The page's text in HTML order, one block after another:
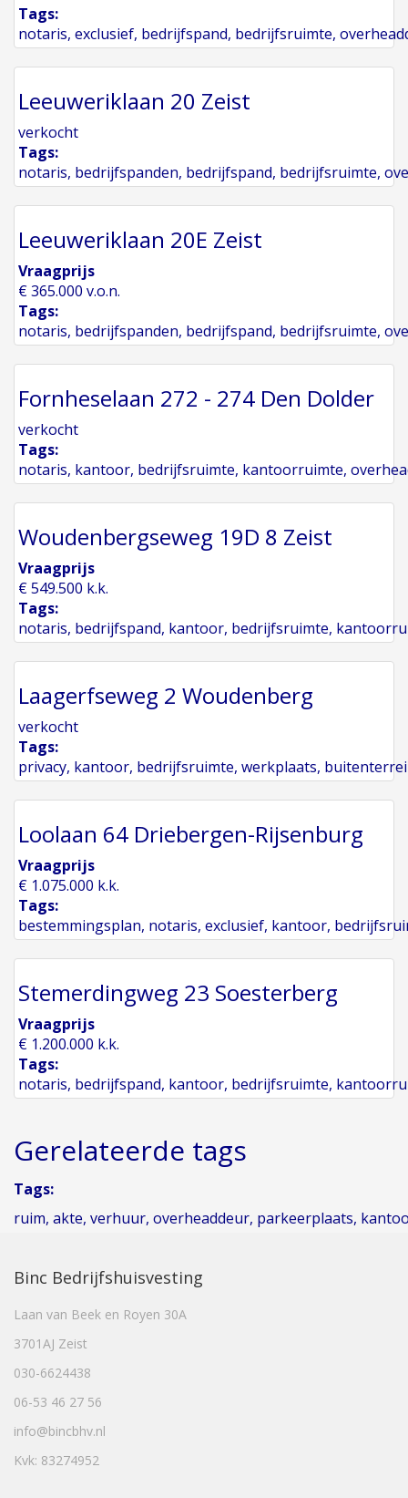
Tags:
notaris, exclusief, bedrijfspand, bedrijfsruimte,
Leeuweriklaan 20 Zeist
verkocht
Tags:
notaris, bedrijfspanden, bedrijfspand, bedrijfsruimte,
Leeuweriklaan 20E Zeist
Vraagprijs
€ 365.000 v.o.n.
Tags:
notaris, bedrijfspanden, bedrijfspand, bedrijfsruimte,
Fornheselaan 272 - 274 Den Dolder
verkocht
Tags:
notaris, kantoor, bedrijfsruimte, kantoorruimte,
Woudenbergseweg 19D 8 Zeist
Vraagprijs
€ 549.500 k.k.
Tags:
notaris, bedrijfspand, kantoor, bedrijfsruimte,
Laagerfseweg 2 Woudenberg
verkocht
Tags:
privacy, kantoor, bedrijfsruimte, werkplaats,
Loolaan 64 Driebergen-Rijsenburg
Vraagprijs
€ 1.075.000 k.k.
Tags:
bestemmingsplan, notaris, exclusief, kantoor,
Stemerdingweg 23 Soesterberg
Vraagprijs
€ 1.200.000 k.k.
Tags:
notaris, bedrijfspand, kantoor, bedrijfsruimte,
Gerelateerde tags
Tags:
ruim, akte, verhuur, overheaddeur, parkeerplaats,
Binc Bedrijfshuisvesting
Laan van Beek en Royen 30A
3701AJ Zeist
030-6624438
06-53 46 27 56
info@bincbhv.nl
Kvk: 83274952